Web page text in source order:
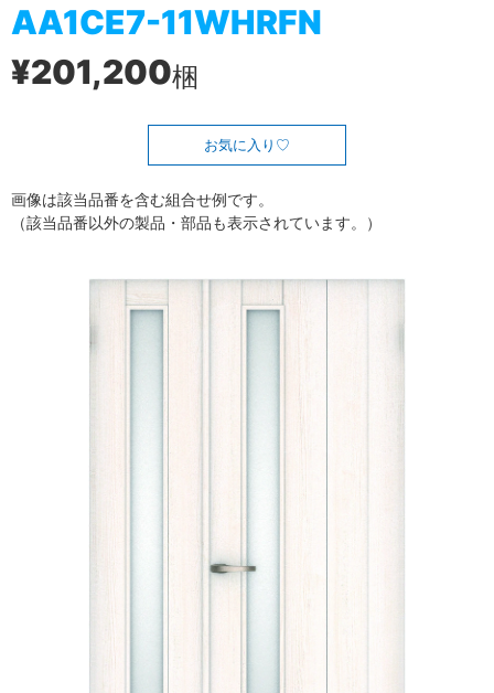
AA1CE7-11WHRFN
¥201,200梱
お気に入り
画像は該当品番を含む組合せ例です。
（該当品番以外の製品・部品も表示されています。）